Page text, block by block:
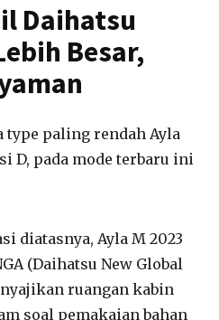
Daihatsu
Besar,
type paling rendah Ayla
D, pada mode terbaru ini
diatasnya, Ayla M 2023
(Daihatsu New Global
ruangan kabin
soal pemakaian bahan